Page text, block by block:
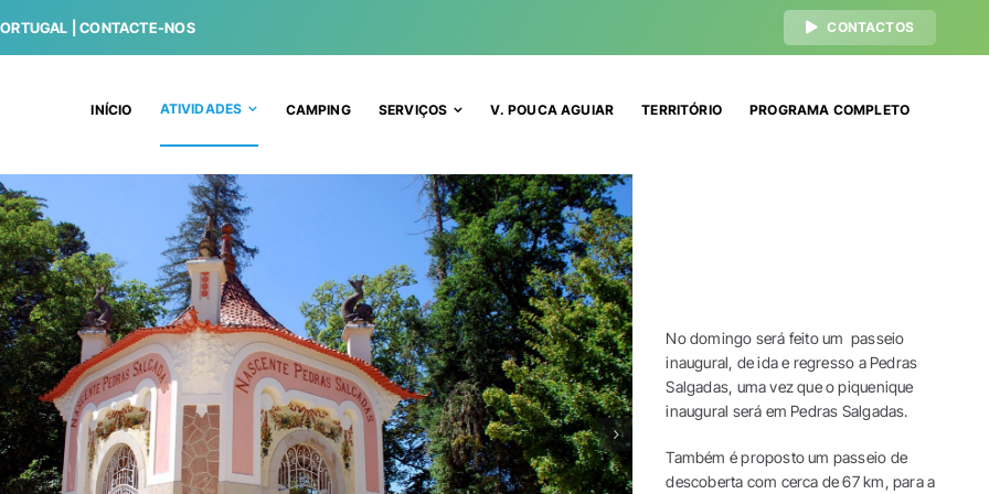
|CONTACTE-NOS CONTACTOS
INÍCIO ATIVIDADES CAMPING SERVIÇOS V. POUCA AGUIAR TERRITÓRIO PROGRAMA COMPLETO
No domingo será feito um passeio
inaugural, de ida e regresso a Pedras
Salgadas, uma vez que o piquenique
inaugural será em Pedras Salgadas.
Também é proposto um passeio de
descoberta com cerca de 67 km, para a